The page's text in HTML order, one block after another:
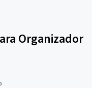
Organizador